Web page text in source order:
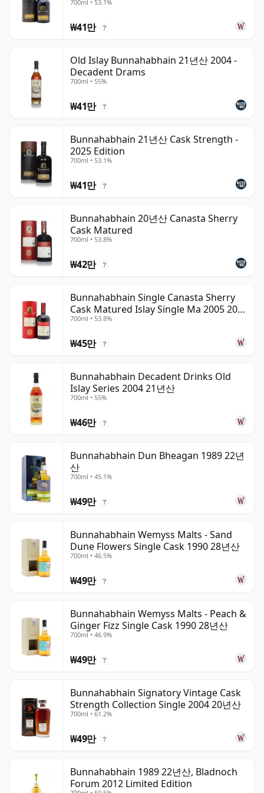
700ml • 53.1%
₩41만 ?
Old Islay Bunnahabhain 21년산 2004 -
Decadent Drams
700ml • 55%
₩41만 ?
Bunnahabhain 21년산 Cask Strength -
2025 Edition
700ml • 53.1%
₩41만 ?
Bunnahabhain 20년산 Canasta Sherry
Cask Matured
700ml • 53.8%
₩42만 ?
Bunnahabhain Single Canasta Sherry
Cask Matured Islay Single Ma 2005 20년
산
700ml • 53.8%
₩45만 ?
Bunnahabhain Decadent Drinks Old
Islay Series 2004 21년산
700ml • 55%
₩46만 ?
Bunnahabhain Dun Bheagan 1989 22년
산
700ml • 45.1%
₩49만 ?
Bunnahabhain Wemyss Malts - Sand
Dune Flowers Single Cask 1990 28년산
700ml • 46.5%
₩49만 ?
Bunnahabhain Wemyss Malts - Peach &
Ginger Fizz Single Cask 1990 28년산
700ml • 46.9%
₩49만 ?
Bunnahabhain Signatory Vintage Cask
Strength Collection Single 2004 20년산
700ml • 61.2%
₩49만 ?
Bunnahabhain 1989 22년산, Bladnoch
Forum 2012 Limited Edition